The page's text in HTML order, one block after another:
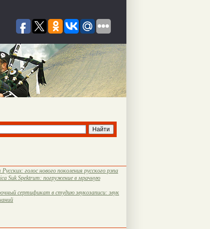
голос нового поколения русского рэпа
Suk Spektrum: погружение в мрачную
сертификат в студию звукозаписи: звук